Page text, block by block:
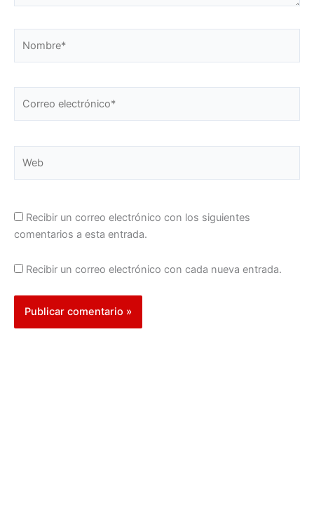
electrónico*
Recibir un correo electrónico con los siguientes
comentarios a esta entrada.
Recibir un correo electrónico con cada nueva entrada.